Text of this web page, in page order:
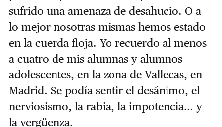
sufrido una amenaza de desahucio. O a
lo mejor nosotras mismas hemos estado
en la cuerda floja. Yo recuerdo al menos
a cuatro de mis alumnas y alumnos
adolescentes, en la zona de Vallecas, en
Madrid. Se podía sentir el desánimo, el
nerviosismo, la rabia, la impotencia… y
la vergüenza.